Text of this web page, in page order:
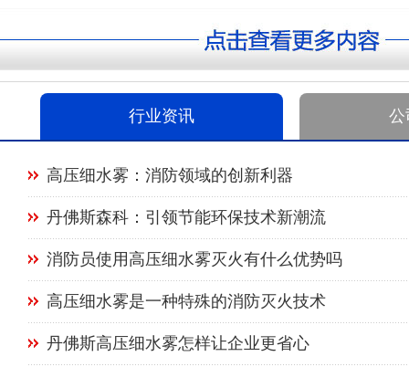
行业资讯 公
高压细水雾：消防领域的创新利器
丹佛斯森科：引领节能环保技术新潮流
消防员使用高压细水雾灭火有什么优势吗
高压细水雾是一种特殊的消防灭火技术
丹佛斯高压细水雾怎样让企业更省心